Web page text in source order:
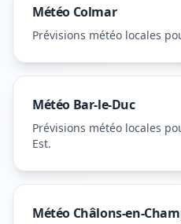
Météo Colmar
Prévisions météo locales
Météo Bar-le-Duc
Prévisions météo locales
Est.
Météo Châlons-en-